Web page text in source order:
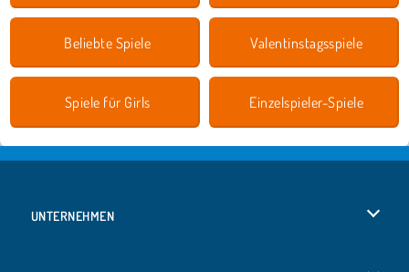
Beliebte Spiele Valentinstagsspiele
Spiele für Girls Einzelspieler-Spiele
UNTERNEHMEN